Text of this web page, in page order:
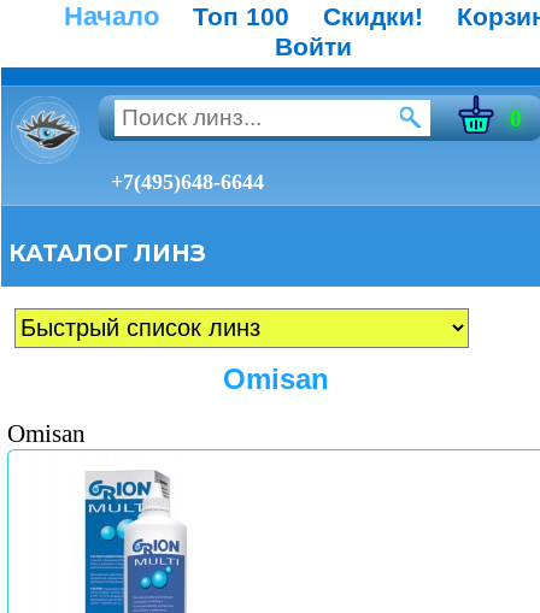
Начало Топ 100 Скидки!
Войти
0
+7(495)648-6644
КАТАЛОГ ЛИНЗ
Omisan
Omisan